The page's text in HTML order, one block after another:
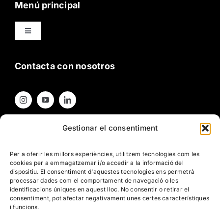
Gestionar el consentiment
Per a oferir les millors experiències, utilitzem tecnologies com les
cookies per a emmagatzemar i/o accedir a la informació del
dispositiu. El consentiment d'aquestes tecnologies ens permetrà
processar dades com el comportament de navegació o les
identificacions úniques en aquest lloc. No consentir o retirar el
consentiment, pot afectar negativament unes certes característiques
i funcions.
Menú principal
Toggle
Navigation
Buenas prácticas
El Bloc
Contacto
Contacta con nosotros
Contacta con nosotros
Textos legales
Política de privacidad
Política de Cookies